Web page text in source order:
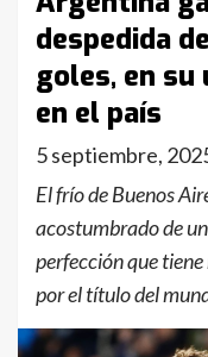
despedida
goles, en
en el país
5 septiembre,
El frío de Buenos
acostumbrado de
perfección que
por el título del